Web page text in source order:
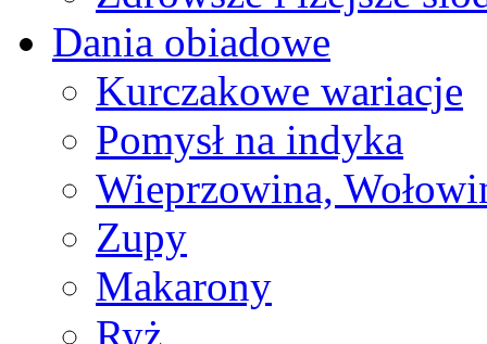
Dania obiadowe
Kurczakowe wariacje
Pomysł na indyka
Wieprzowina,
Zupy
Makarony
Ryż